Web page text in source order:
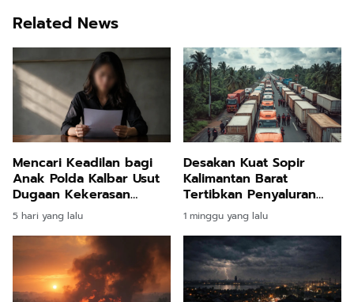
Related News
Mencari Keadilan bagi
Anak Polda Kalbar Usut
Dugaan Kekerasan
Seksual di Pontianak
5 hari yang lalu
Desakan Kuat Sopir
Kalimantan Barat
Tertibkan Penyaluran
Solar Subsidi Memantik
Respons Pengawalan
Ketat Aparat Kepolisian
1 minggu yang lalu